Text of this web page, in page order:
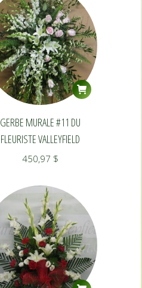
GERBE MURALE #11 DU
FLEURISTE VALLEYFIELD
450,97 $